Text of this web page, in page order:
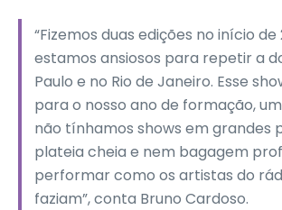
“Fizemos duas edições no início de
estamos ansiosos para repetir a
Paulo e no Rio de Janeiro. Esse
para o nosso ano de formação,
não tínhamos shows em grandes
plateia cheia e nem bagagem
performar como os artistas do
faziam”, conta Bruno Cardoso.